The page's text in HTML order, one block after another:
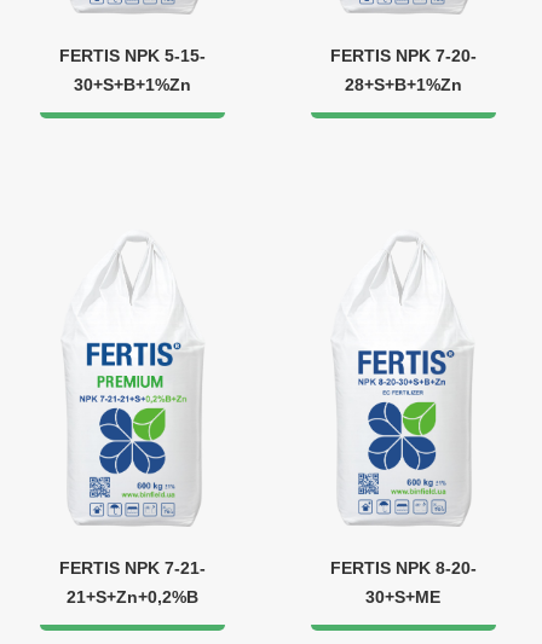
FERTIS NPK 5-15-
30+S+B+1%Zn
FERTIS NPK 7-20-
28+S+B+1%Zn
FERTIS NPK 7-21-
21+S+Zn+0,2%B
FERTIS NPK 8-20-
30+S+ME